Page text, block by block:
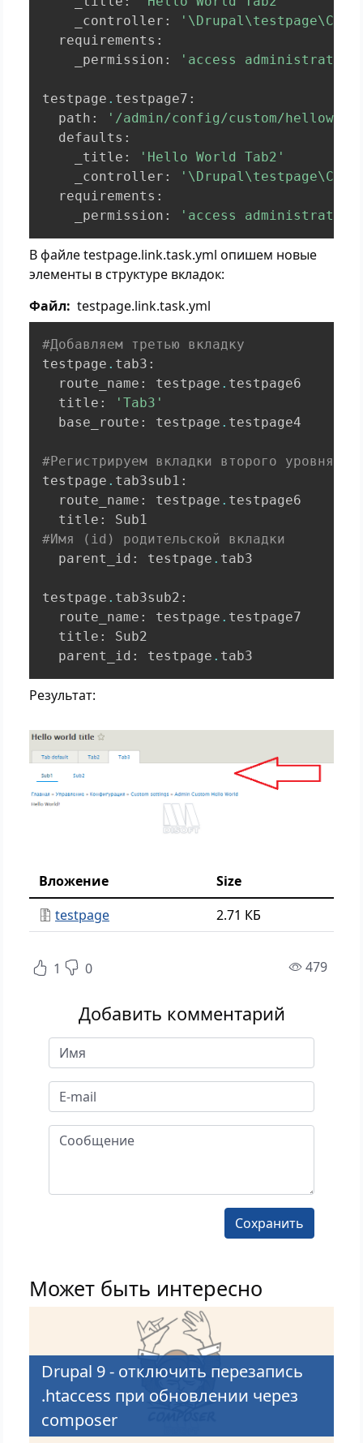
    _controller
:
  requirements
:
    _permission
: 'access administration
testpage . testpage7 :
  path
:
'/admin/config/custom/
  defaults
:
    _title
:
'Hello World Tab2'
    _controller
:
  requirements
:
    _permission
: 'access administration
В файле testpage.link.task.yml опишем новые
элементы в структуре вкладок:
Файл
testpage.link.task.yml
#Добавляем третью вкладку
testpage . tab3 :
  route_name
: testpage . testpage6
  title
:
'Tab3'
  base_route
: testpage . testpage4
#Регистрируем вкладки второго уровня
testpage . tab3sub1 :
  route_name
: testpage . testpage6
  title
:
#Имя (id) родительской вкладки
  parent_id
: testpage . tab3
testpage . tab3sub2 :
  route_name
: testpage . testpage7
  title
:
Sub2
  parent_id
: testpage . tab3
Результат:
Вложение
Size
testpage
2.71 КБ
1 0 479
Добавить комментарий
Может быть интересно
Drupal 9 - отключить перезапись
.htaccess при обновлении через
composer